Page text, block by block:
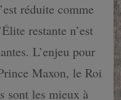
Sélection
2
de
Kiera
réduite comme
restante n’est
L’enjeu pour
Maxon, le Roi
sont les mieux à